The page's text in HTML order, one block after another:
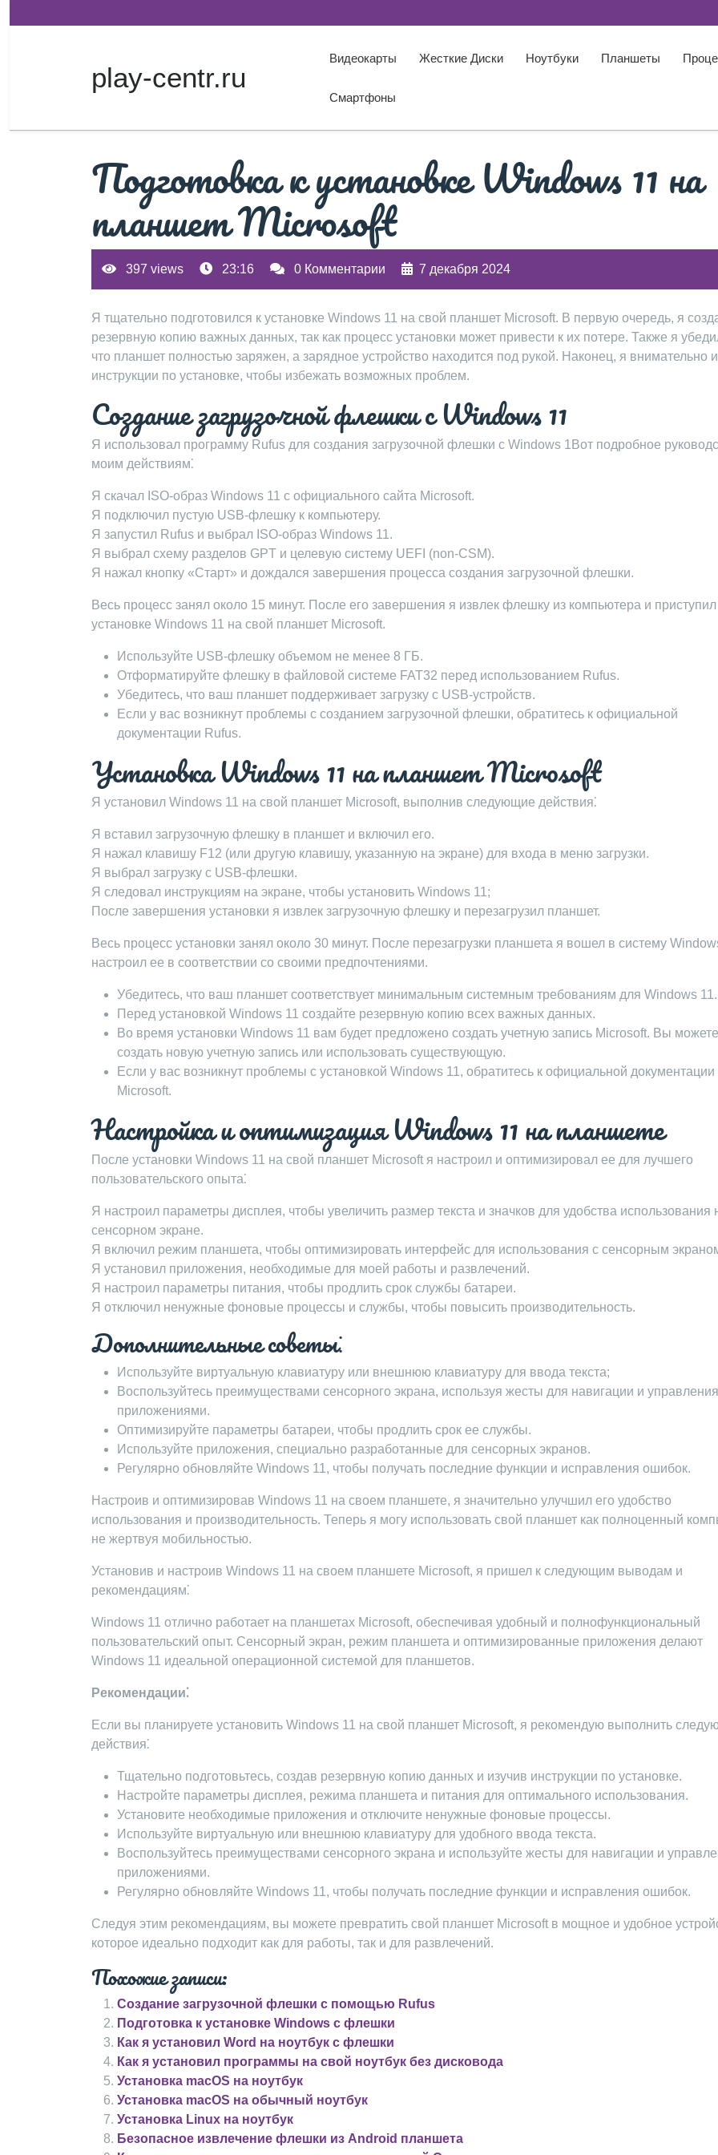
к
play-centr.ru
Видеокарты Жесткие Диски Ноутбуки Планшеты
Смартфоны
Подготовка к установке Windows 11 на
планшет Microsoft
397 views 23:16 0 Комментарии 7 декабря 2024
Я тщательно подготовился к установке Windows 11 на свой планшет Microsoft. В первую очередь, я
резервную копию важных данных, так как процесс установки может привести к их потере. Также я
что планшет полностью заряжен, а зарядное устройство находится под рукой. Наконец, я внимательно
инструкции по установке, чтобы избежать возможных проблем.
Создание загрузочной флешки с Windows 11
Я использовал программу Rufus для создания загрузочной флешки с Windows 1Вот подробное
моим действиям⁚
Я скачал ISO-образ Windows 11 с официального сайта Microsoft.
Я подключил пустую USB-флешку к компьютеру.
Я запустил Rufus и выбрал ISO-образ Windows 11.
Я выбрал схему разделов GPT и целевую систему UEFI (non-CSM).
Я нажал кнопку «Старт» и дождался завершения процесса создания загрузочной флешки.
Весь процесс занял около 15 минут. После его завершения я извлек флешку из компьютера и приступил
установке Windows 11 на свой планшет Microsoft.
Используйте USB-флешку объемом не менее 8 ГБ.
Отформатируйте флешку в файловой системе FAT32 перед использованием Rufus.
Убедитесь, что ваш планшет поддерживает загрузку с USB-устройств.
Если у вас возникнут проблемы с созданием загрузочной флешки, обратитесь к официальной
документации Rufus.
Установка Windows 11 на планшет Microsoft
Я установил Windows 11 на свой планшет Microsoft, выполнив следующие действия⁚
Я вставил загрузочную флешку в планшет и включил его.
Я нажал клавишу F12 (или другую клавишу, указанную на экране) для входа в меню загрузки.
Я выбрал загрузку с USB-флешки.
Я следовал инструкциям на экране, чтобы установить Windows 11;
После завершения установки я извлек загрузочную флешку и перезагрузил планшет.
Весь процесс установки занял около 30 минут. После перезагрузки планшета я вошел в систему
настроил ее в соответствии со своими предпочтениями.
Убедитесь, что ваш планшет соответствует минимальным системным требованиям для Windows 11.
Перед установкой Windows 11 создайте резервную копию всех важных данных.
Во время установки Windows 11 вам будет предложено создать учетную запись Microsoft. Вы можете
создать новую учетную запись или использовать существующую.
Если у вас возникнут проблемы с установкой Windows 11, обратитесь к официальной документации
Microsoft.
Настройка и оптимизация Windows 11 на планшете
После установки Windows 11 на свой планшет Microsoft я настроил и оптимизировал ее для лучшего
пользовательского опыта⁚
Я настроил параметры дисплея, чтобы увеличить размер текста и значков для удобства использования
сенсорном экране.
Я включил режим планшета, чтобы оптимизировать интерфейс для использования с сенсорным
Я установил приложения, необходимые для моей работы и развлечений.
Я настроил параметры питания, чтобы продлить срок службы батареи.
Я отключил ненужные фоновые процессы и службы, чтобы повысить производительность.
Дополнительные советы⁚
Используйте виртуальную клавиатуру или внешнюю клавиатуру для ввода текста;
Воспользуйтесь преимуществами сенсорного экрана, используя жесты для навигации и управления
приложениями.
Оптимизируйте параметры батареи, чтобы продлить срок ее службы.
Используйте приложения, специально разработанные для сенсорных экранов.
Регулярно обновляйте Windows 11, чтобы получать последние функции и исправления ошибок.
Настроив и оптимизировав Windows 11 на своем планшете, я значительно улучшил его удобство
использования и производительность. Теперь я могу использовать свой планшет как полноценный
не жертвуя мобильностью.
Установив и настроив Windows 11 на своем планшете Microsoft, я пришел к следующим выводам и
рекомендациям⁚
Windows 11 отлично работает на планшетах Microsoft, обеспечивая удобный и полнофункциональный
пользовательский опыт. Сенсорный экран, режим планшета и оптимизированные приложения делают
Windows 11 идеальной операционной системой для планшетов.
Рекомендации⁚
Если вы планируете установить Windows 11 на свой планшет Microsoft, я рекомендую выполнить
действия⁚
Тщательно подготовьтесь, создав резервную копию данных и изучив инструкции по установке.
Настройте параметры дисплея, режима планшета и питания для оптимального использования.
Установите необходимые приложения и отключите ненужные фоновые процессы.
Используйте виртуальную или внешнюю клавиатуру для удобного ввода текста.
Воспользуйтесь преимуществами сенсорного экрана и используйте жесты для навигации и
приложениями.
Регулярно обновляйте Windows 11, чтобы получать последние функции и исправления ошибок.
Следуя этим рекомендациям, вы можете превратить свой планшет Microsoft в мощное и удобное
которое идеально подходит как для работы, так и для развлечений.
Похожие записи:
Создание загрузочной флешки с помощью Rufus
Подготовка к установке Windows с флешки
Как я установил Word на ноутбук с флешки
Как я установил программы на свой ноутбук без дисковода
Установка macOS на ноутбук
Установка macOS на обычный ноутбук
Установка Linux на ноутбук
Безопасное извлечение флешки из Android планшета